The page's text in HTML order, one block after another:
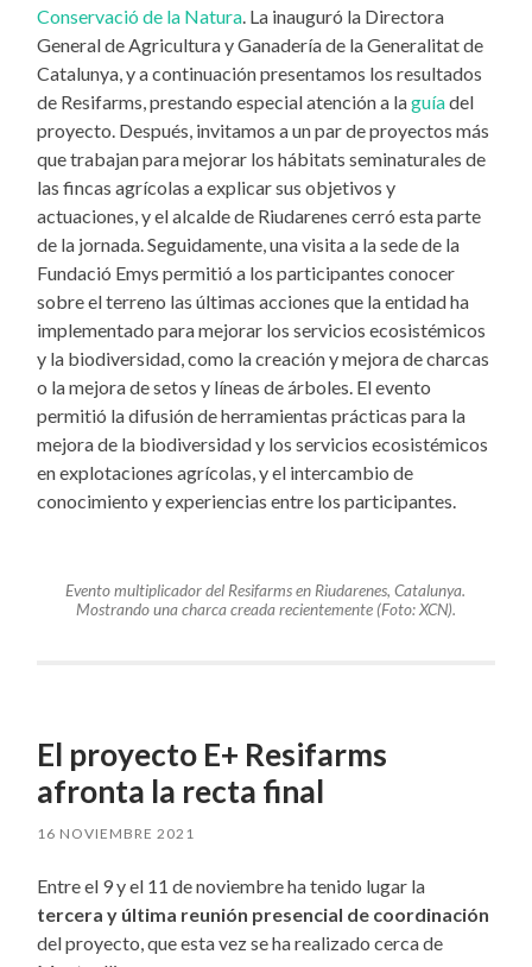
Conservació de la Natura . La inauguró la Directora
General de Agricultura y Ganadería de la Generalitat de
Catalunya, y a continuación presentamos los resultados
de Resifarms, prestando especial atención a laguíadel
proyecto. Después, invitamos a un par de proyectos más
que trabajan para mejorar los hábitats seminaturales de
las fincas agrícolas a explicar sus objetivos y
actuaciones, y el alcalde de Riudarenes cerró esta parte
de la jornada. Seguidamente, una visita a la sede de la
Fundació Emys permitió a los participantes conocer
sobre el terreno las últimas acciones que la entidad ha
implementado para mejorar los servicios ecosistémicos
y la biodiversidad, como la creación y mejora de charcas
o la mejora de setos y líneas de árboles. El evento
permitió la difusión de herramientas prácticas para la
mejora de la biodiversidad y los servicios ecosistémicos
en explotaciones agrícolas, y el intercambio de
conocimiento y experiencias entre los participantes.
Evento multiplicador del Resifarms en Riudarenes, Catalunya.
Mostrando una charca creada recientemente (Foto: XCN).
El proyecto E+ Resifarms
afronta la recta final
16 NOVIEMBRE 2021
Entre el 9 y el 11 de noviembre ha tenido lugar la
tercera y última reunión presencial de coordinación
del proyecto, que esta vez se ha realizado cerca de